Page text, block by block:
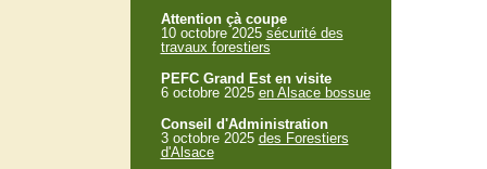
Attention çà coupe
10 octobre 2025 sécurité des
travaux forestiers
PEFC Grand Est en visite
6 octobre 2025 en Alsace bossue
Conseil d'Administration
3 octobre 2025 des Forestiers
d'Alsace